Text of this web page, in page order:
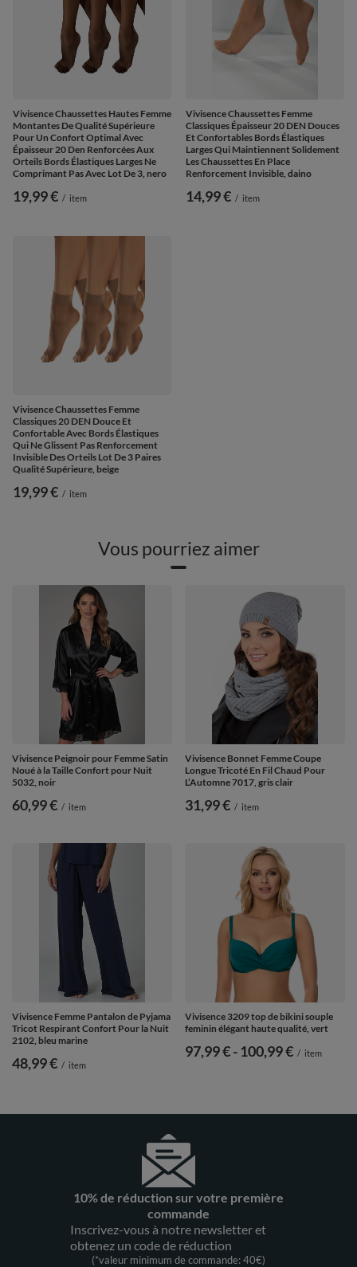
Vivisence Chaussettes Hautes Femme
Montantes De Qualité Supérieure
Pour Un Confort Optimal Avec
Épaisseur 20 Den Renforcées Aux
Orteils Bords Élastiques Larges Ne
Comprimant Pas Avec Lot De 3, nero
19,99 € / item
Vivisence Chaussettes Femme
Classiques Épaisseur 20 DEN Douces
Et Confortables Bords Élastiques
Larges Qui Maintiennent Solidement
Les Chaussettes En Place
Renforcement Invisible, daino
14,99 € / item
Vivisence Chaussettes Femme
Classiques 20 DEN Douce Et
Confortable Avec Bords Élastiques
Qui Ne Glissent Pas Renforcement
Invisible Des Orteils Lot De 3 Paires
Qualité Supérieure, beige
19,99 € / item
Vous pourriez aimer
Vivisence Peignoir pour Femme Satin
Noué à la Taille Confort pour Nuit
5032, noir
60,99 € / item
Vivisence Bonnet Femme Coupe
Longue Tricoté En Fil Chaud Pour
L’Automne 7017, gris clair
31,99 € / item
Vivisence Femme Pantalon de Pyjama
Tricot Respirant Confort Pour la Nuit
2102, bleu marine
48,99 € / item
Vivisence 3209 top de bikini souple
feminin élégant haute qualité, vert
de
97,99 €-vers le bas
100,99 € / item
10% de réduction sur votre première
commande
Inscrivez-vous à notre newsletter et
obtenez un code de réduction
(*valeur minimum de commande: 40€)